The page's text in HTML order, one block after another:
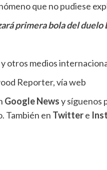
que no pudiese
primera bola del duelo
otros medios
Reporter, vía web
Google Newsy síguenos
También en Twittere